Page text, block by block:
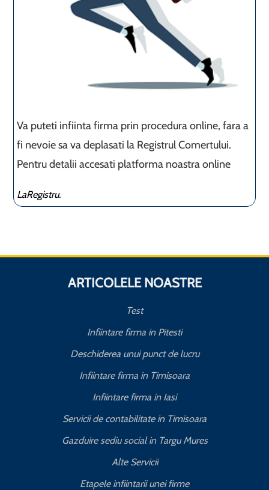
Va puteti infiinta firma prin procedura online, fara a
fi nevoie sa va deplasati la Registrul Comertului.
Pentru detalii accesati platforma noastra online
LaRegistru.
ARTICOLELE NOASTRE
Test
Infiintare firma in Pitesti
Deschiderea unui punct de lucru
Infiintare firma in Timisoara
Infiintare firma in Iasi
Servicii de contabilitate in Timisoara
Gazduire sediu social in Targu Mures
Alte Servicii
Etapele infiintarii unei firme